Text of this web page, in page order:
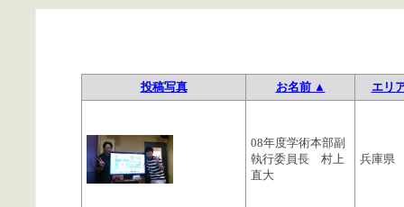
投稿写真 お名前 ▲ エリ
08年度学術本部副
執行委員長 村上
直大
兵庫県